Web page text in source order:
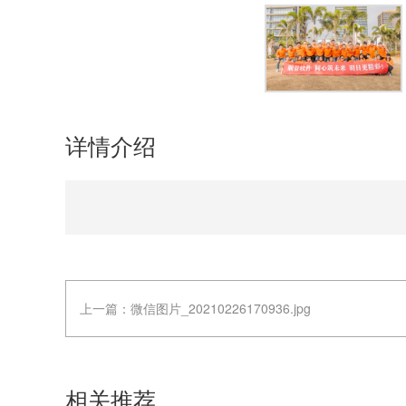
详情介绍
上一篇： 微信图片_20210226170936.jpg
相关推荐